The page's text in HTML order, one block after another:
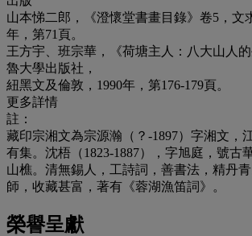
山本悌二郎，《澄懷堂書畫目錄》卷5，文
年，第71頁。
王方宇、班宗華，《荷塘主人：八大山人
魯大學出版社，
紐黑文及倫敦，1990年，第176-179頁。
更多詳情
註：
藏印宗湘文為宗源瀚（？-1897）字湘文，
有集。沈梧（1823-1887），字旭庭，號古
山樵。清無錫人，工詩詞，善書法，精丹
師，收藏甚富，著有《蓉湖漁笛詞》。
榮譽呈獻